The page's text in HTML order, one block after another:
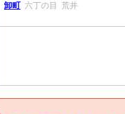
卸町 六丁の目 荒井